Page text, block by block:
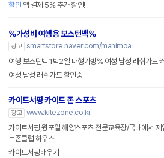
할인 앱 결제 5% 추가 할인!
%가성비 여행용 보스턴백%
광고 smartstore.naver.com/manimoa
여행 보스턴백 1박2일 대형가방% 여성 남성 래쉬가드
여성 남성 래쉬가드 할인중
카이트서핑 카이트 존 스포츠
광고 www.kitezone.co.kr
카이트서핑,윙포일 해양스포츠 전문교육장/국내에서 제
트존클럽 하우스
카이트서핑배우기